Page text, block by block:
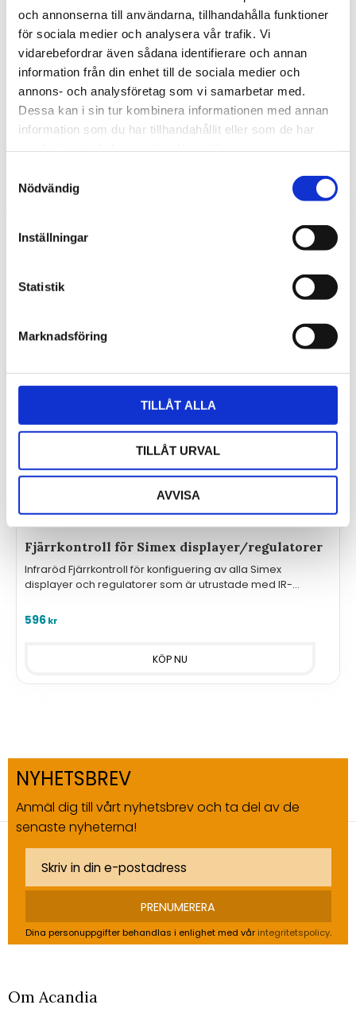
och annonserna till användarna, tillhandahålla funktioner
för sociala medier och analysera vår trafik. Vi
vidarebefordrar även sådana identifierare och annan
information från din enhet till de sociala medier och
annons- och analysföretag som vi samarbetar med.
Dessa kan i sin tur kombinera informationen med annan
information som du har tillhandahållit eller som de har
Nödvändig
Inställningar
Statistik
Marknadsföring
TILLÅT ALLA
TILLÅT URVAL
AVVISA
Bli den första att lämna ett omdöme.
Fjärrkontroll för Simex displayer/regulatorer
Infraröd Fjärrkontroll för konfiguering av alla Simex
displayer och regulatorer som är utrustade med IR-
596kr
NYHETSBREV
Anmäl dig till vårt nyhetsbrev och ta del av de
senaste nyheterna!
PRENUMERERA
Dina personuppgifter behandlas i enlighet med vår integritetspolicy.
Om Acandia